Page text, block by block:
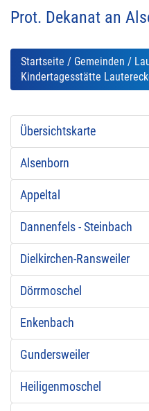
Prot. Dekanat an
Startseite / Gemeinden /
Kindertagesstätte
Übersichtskarte
Alsenborn
Appeltal
Dannenfels - Steinbach
Dielkirchen-Ransweiler
Dörrmoschel
Enkenbach
Gundersweiler
Heiligenmoschel